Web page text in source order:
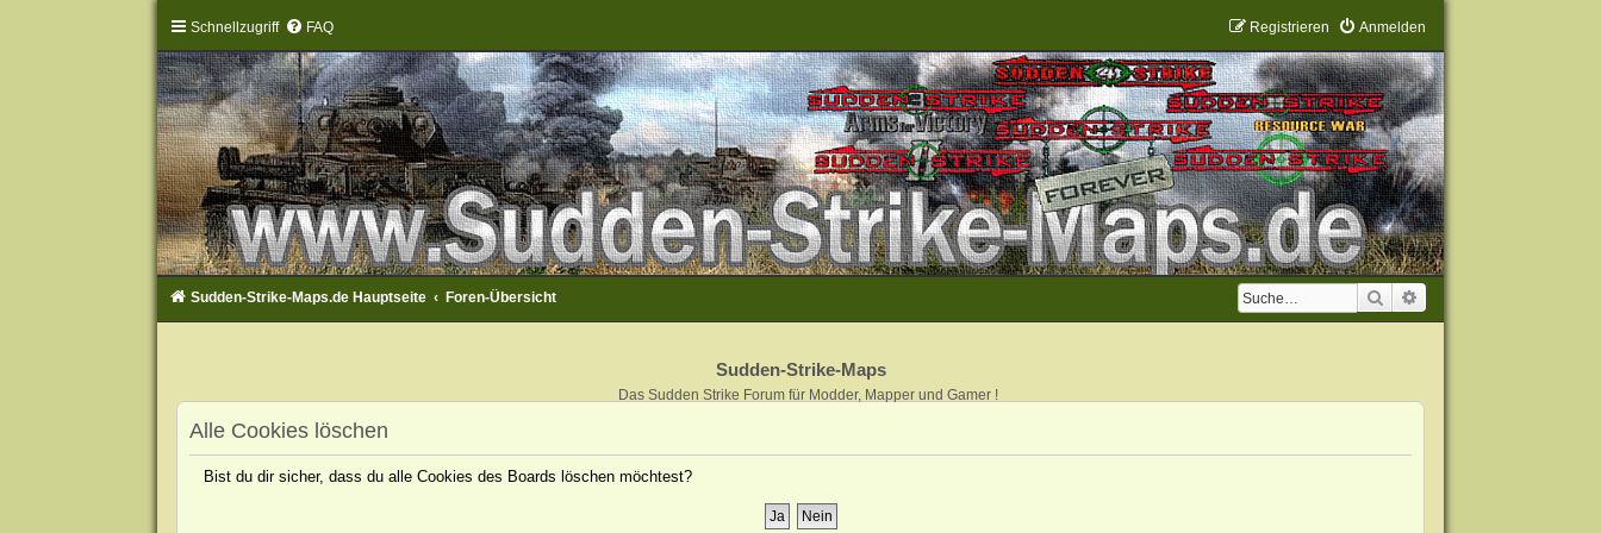
Schnellzugriff FAQ Anmelden
Registrieren
Suche
Sudden-Strike-Maps.de Hauptseite Foren-Übersicht
Sudden-Strike-Maps
Das Sudden Strike Forum für Modder, Mapper und Gamer !
Alle Cookies löschen
Bist du dir sicher, dass du alle Cookies des Boards löschen möchtest?